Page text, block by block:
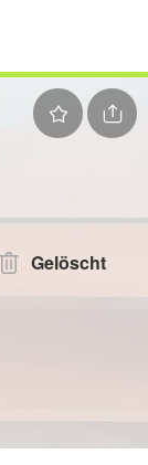
Gelöscht